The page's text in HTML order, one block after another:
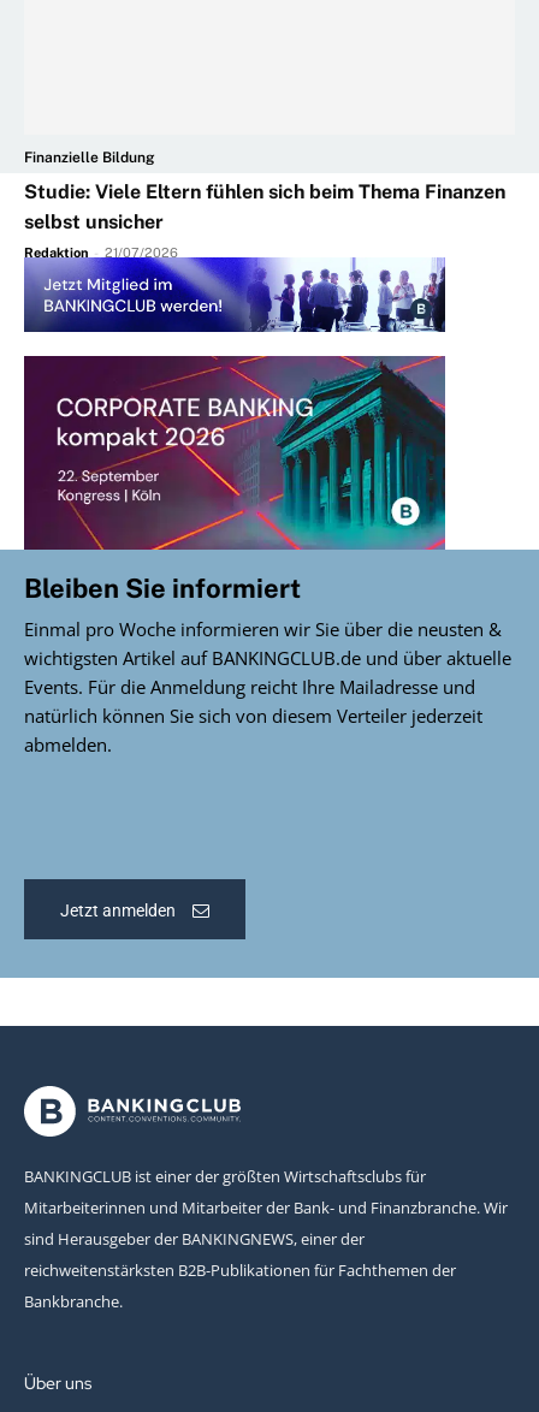
Finanzielle Bildung
Studie: Viele Eltern fühlen sich beim Thema Finanzen
selbst unsicher
Redaktion - 21/07/2026
Bleiben Sie informiert
Einmal pro Woche informieren wir Sie über die neusten &
wichtigsten Artikel auf BANKINGCLUB.de und über aktuelle
Events. Für die Anmeldung reicht Ihre Mailadresse und
natürlich können Sie sich von diesem Verteiler jederzeit
abmelden.
Jetzt anmelden
BANKINGCLUB ist einer der größten Wirtschaftsclubs für
Mitarbeiterinnen und Mitarbeiter der Bank- und Finanzbranche. Wir
sind Herausgeber der BANKINGNEWS, einer der
reichweitenstärksten B2B-Publikationen für Fachthemen der
Bankbranche.
Über uns